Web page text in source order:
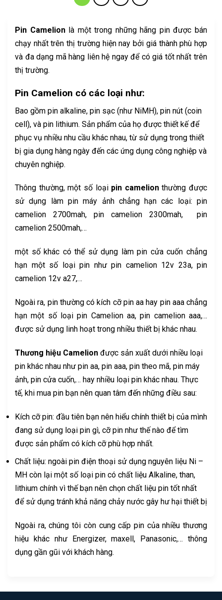
Pin Camelionlà một trong những hãng pin được bán
chạy nhất trên thị trường hiện nay bởi giá thành phù hợp
và đa dạng mã hàng liên hệ ngay để có giá tốt nhất trên
thị trường.
Pin Camelion có các loại như:
Bao gồm pin alkaline, pin sạc (như NiMH), pin nút (coin
cell), và pin lithium. Sản phẩm của họ được thiết kế để
phục vụ nhiều nhu cầu khác nhau, từ sử dụng trong thiết
bị gia dụng hàng ngày đến các ứng dụng công nghiệp và
chuyên nghiệp.
Thông thường, một số loại pin camelionthường được
sử dụng làm pin máy ảnh chẳng hạn các loại: pin
camelion 2700mah, pin camelion 2300mah, pin
camelion 2500mah,…
một số khác có thể sử dụng làm pin cửa cuốn chẳng
hạn một số loại pin như pin camelion 12v 23a, pin
camelion 12v a27,…
Ngoài ra, pin thường có kích cỡ pin aa hay pin aaa chẳng
hạn một số loại pin Camelion aa, pin camelion aaa,…
được sử dụng linh hoạt trong nhiều thiết bị khác nhau.
Thương hiệu Camelion được sản xuất dưới nhiều loại
pin khác nhau như pin aa, pin aaa, pin theo mã, pin máy
ảnh, pin cửa cuốn,… hay nhiều loại pin khác nhau. Thực
tế, khi mua pin bạn nên quan tâm đến những điều sau:
Kích cỡ pin: đầu tiên bạn nên hiểu chính thiết bị của mình
đang sử dụng loại pin gì, cỡ pin như thế nào để tìm
được sản phẩm có kích cỡ phù hợp nhất.
Chất liệu: ngoài pin điện thoại sử dụng nguyên liệu Ni –
MH còn lại một số loại pin có chất liệu Alkaline, than,
lithium chính vì thế bạn nên chọn chất liệu pin tốt nhất
để sử dụng tránh khả năng chảy nước gây hư hại thiết bị
Ngoài ra, chúng tôi còn cung cấp pin của nhiều thương
hiệu khác như Energizer, maxell, Panasonic,… thông
dụng gần gũi với khách hàng.